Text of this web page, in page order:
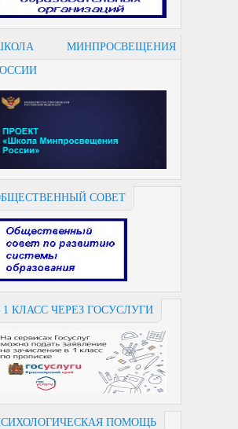
МИНПРОСВЕЩЕНИЯ
СОВЕТ
1 КЛАСС ЧЕРЕЗ ГОСУСЛУГИ
ПОМОЩЬ